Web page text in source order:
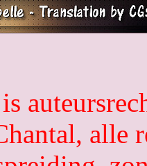
alle